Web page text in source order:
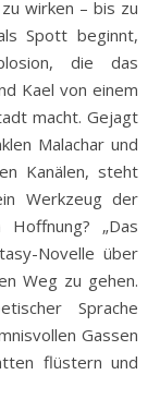
wirken – bis zu
Spott beginnt,
die das
Kael von einem
macht. Gejagt
Malachar und
Kanälen, steht
Werkzeug der
„Das
Novelle über
Weg zu gehen.
Sprache
Gassen
flüstern und